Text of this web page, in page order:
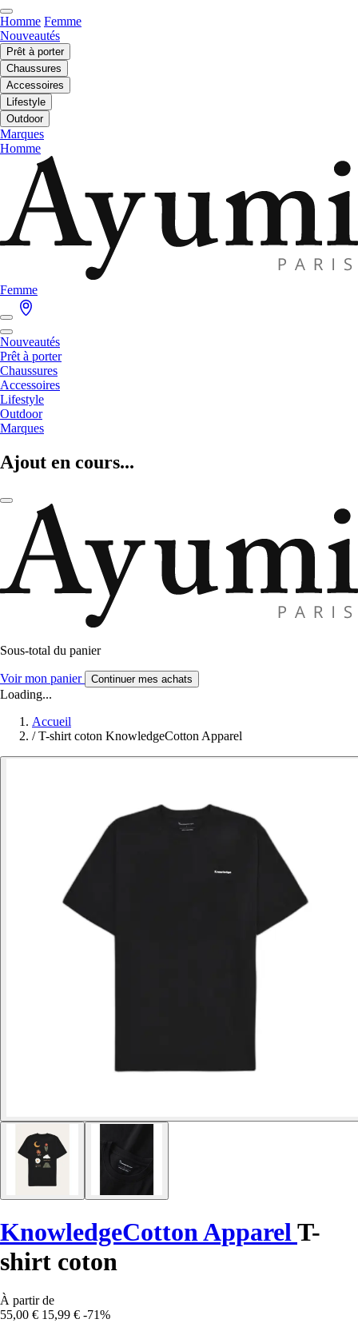
Homme Femme
Nouveautés
Prêt à porter
Chaussures
Accessoires
Lifestyle
Outdoor
Marques
Homme
Femme
Nouveautés
Prêt à porter
Chaussures
Accessoires
Lifestyle
Outdoor
Marques
Ajout en cours...
Sous-total du panier
Voir mon panier Continuer mes achats
Loading...
Accueil
/ T-shirt coton KnowledgeCotton Apparel
KnowledgeCotton Apparel T-
shirt coton
À partir de
55,00 € 15,99 € -71%